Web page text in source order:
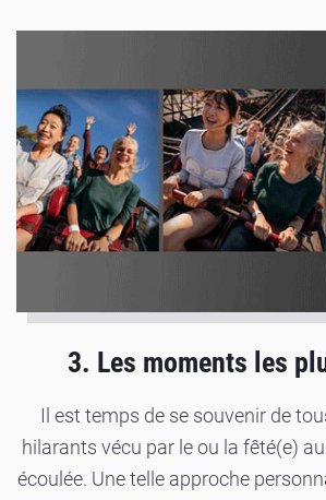
3. Les moments les
Il est temps de se souvenir de
hilarants vécu par le ou la fêté(e)
écoulée. Une telle approche